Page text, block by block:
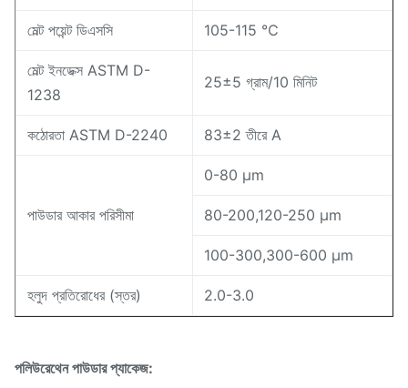
মেল্ট পয়েন্ট ডিএসসি 105-115 ℃
মেল্ট ইনডেক্স ASTM D-
1238
25±5 গ্রাম/10 মিনিট
কঠোরতা ASTM D-2240 83±2 তীরে A
পাউডার আকার পরিসীমা
0-80 μm
80-200,120-250 μm
100-300,300-600 μm
হলুদ প্রতিরোধের (স্তর) 2.0-3.0
পলিউরেথেন পাউডার প্যাকেজ: